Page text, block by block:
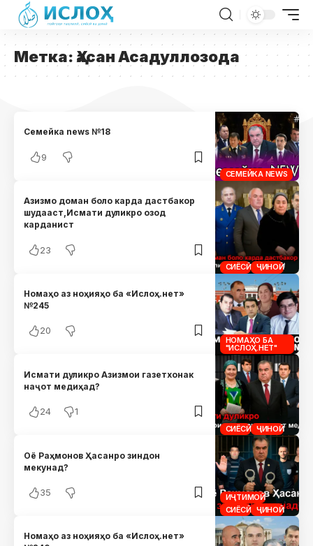
Метка: Ҳасан Асадуллозода
СЕМЕЙКА NEWS
Семейка news №18
9
СИЁСӢ ҶИНОӢ
Азизмо доман боло карда дастбакор
шудааст,Исмати дуликро озод
карданист
23
НОМАҲО БА
"ИСЛОҲ.НЕТ"
Номаҳо аз ноҳияҳо ба «Ислоҳ.нет»
№245
20
СИЁСӢ ҶИНОӢ
Исмати дуликро Азизмои газетхонак
наҷот медиҳад?
24 1
ИҶТИМОӢ
СИЁСӢ
ҶИНОӢ
Оё Раҳмонов Ҳасанро зиндон
мекунад?
35
Номаҳо аз ноҳияҳо ба «Ислоҳ.нет»